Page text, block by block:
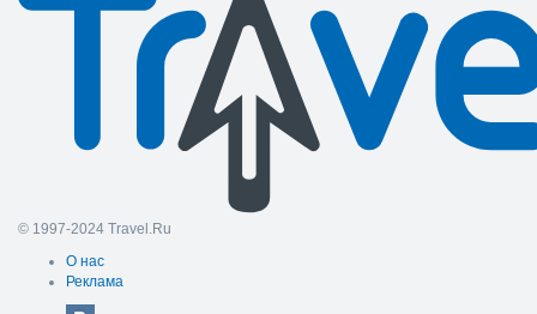
© 1997-2024 Travel.Ru
О нас
Реклама